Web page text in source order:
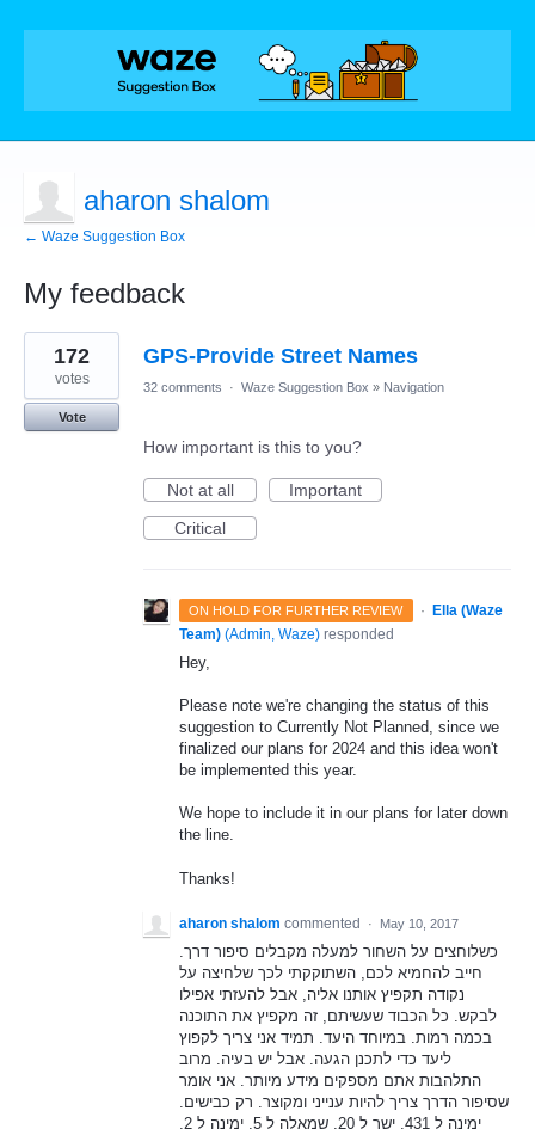
aharon shalom
← Waze Suggestion Box
My feedback
29
results
found
GPS-Provide Street Names
172
votes
Vote
32 comments · Waze Suggestion Box » Navigation
How important is this to you?
Not at all
Important
Critical
ON HOLD FOR FURTHER REVIEW ·
Ella (Waze
Team) (Admin, Waze) responded
Hey,
Please note we're changing the status of this
suggestion to Currently Not Planned, since we
finalized our plans for 2024 and this idea won't
be implemented this year.
We hope to include it in our plans for later down
the line.
Thanks!
aharon shalom commented · May 10, 2017
כשלוחצים על השחור למעלה מקבלים סיפור דרך.
חייב להחמיא לכם, השתוקקתי לכך שלחיצה על
נקודה תקפיץ אותנו אליה, אבל להעזתי אפילו
לבקש. כל הכבוד שעשיתם, זה מקפיץ את התוכנה
בכמה רמות. במיוחד היעד. תמיד אני צריך לקפוץ
ליעד כדי לתכנן הגעה. אבל יש בעיה. מרוב
התלהבות אתם מספקים מידע מיותר. אני אומר
שסיפור הדרך צריך להיות ענייני ומקוצר. רק כבישים.